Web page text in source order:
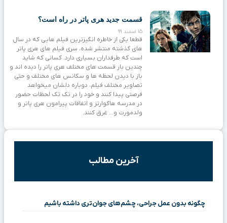
قسمت جدید هری پاتر در راه است؟
15 اسفند 99
قطعا یکی از خاطره انگیزترین فیلم هایی که در سال
های گذشته منتشر شده، سری فیلم های هری پاتر
است که طرفداران بسیاری دارد. کسانی که شاید
چندین بار قسمت های مختلف هری پاتر را دیده اند و
باز با دیدن لحظه ها و سکانس های مختلف و حتی
تصاویر مختلف فیلم، دوباره دلشان میخواهد
فرصتی پیدا کنند و خود را در تک تک لحظات حضور
در مدرسه هاگوارتز و اتفاقات پیرامون هری پاتر و
ولدمورت و… غرق کنند.
آخرین مطالب
چگونه بدون عمل جراحی، چشم‌های جوان‌تری داشته باشیم